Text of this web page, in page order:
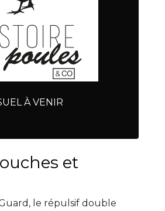
À VENIR
le répulsif double